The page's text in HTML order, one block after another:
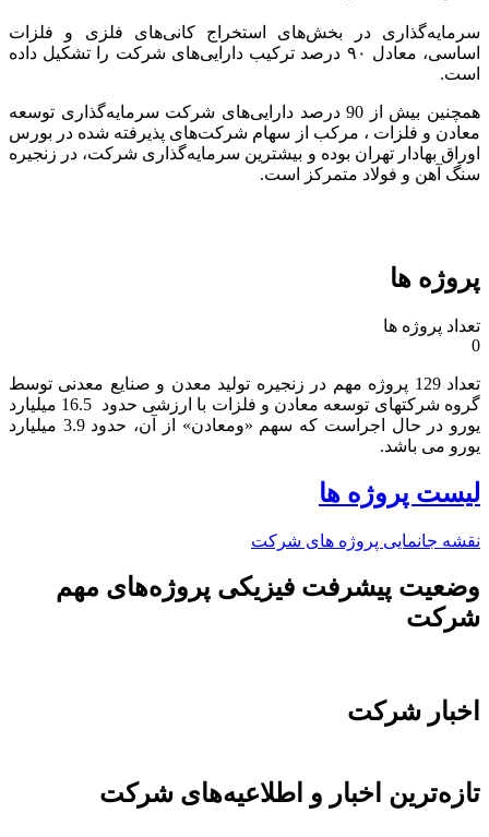
سرمایه‌گذاری در بخش‌های استخراج کانی‌های فلزی و فلزات
اساسی، معادل ۹۰ درصد ترکیب دارایی‌های شرکت را تشکیل داده
است.
همچنین بیش از 90 درصد دارایی‌های شرکت سرمایه‌گذاری توسعه
معادن و فلزات ، مرکب از سهام شرکت‌های پذیرفته شده در بورس
اوراق بهادار تهران بوده و بیشترین سرمایه‌گذاری شرکت، در زنجیره
سنگ آهن و فولاد متمرکز است.
پروژه ها
تعداد پروژه ها
0
تعداد 129 پروژه مهم در زنجیره تولید معدن و صنایع معدنی توسط
گروه شرکتهای توسعه معادن و فلزات با ارزشی حدود 16.5 میلیارد
یورو در حال اجراست که سهم «ومعادن» از آن، حدود 3.9 میلیارد
یورو می باشد.​
لیست پروژه ها
نقشه جانمایی پروژه های شرکت
وضعیت پیشرفت فیزیکی پروژه‌های مهم
شرکت
اخبار شرکت
تازه‌ترین اخبار و اطلاعیه‌های شرکت